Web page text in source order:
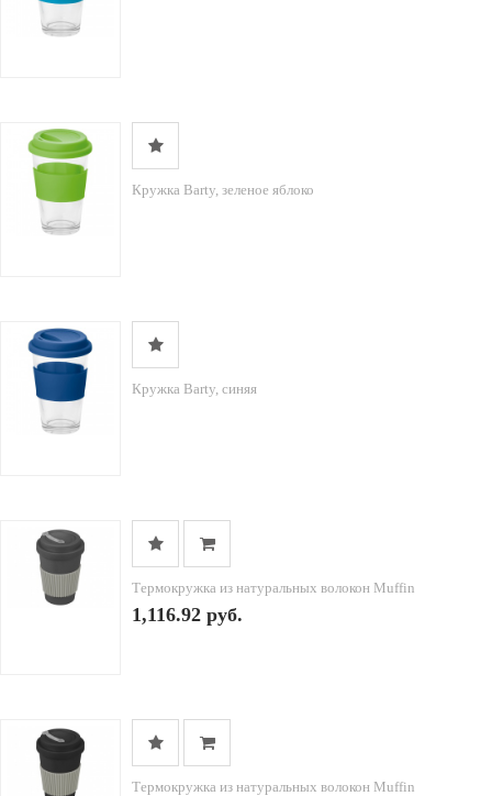
Кружка Barty, зеленое яблоко
Кружка Barty, синяя
Термокружка из натуральных волокон Muffin
1,116.92 руб.
Термокружка из натуральных волокон Muffin